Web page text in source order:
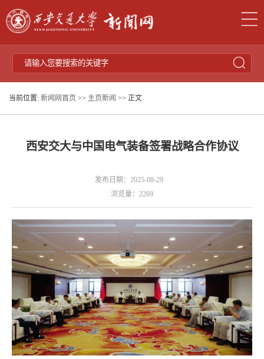
当前位置: 新闻网首页 >> 主页新闻 >> 正文
西安交大与中国电气装备签署战略合作协议
发布日期：2025-08-29
浏览量： 2269